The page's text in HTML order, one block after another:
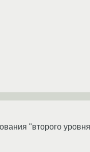
"второго